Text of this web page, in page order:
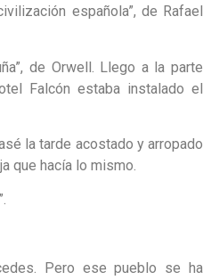
española”, de Rafael
de Orwell. Llego a la parte
Falcón estaba instalado el
la tarde acostado y arropado
que hacía lo mismo.
Pero ese pueblo se ha